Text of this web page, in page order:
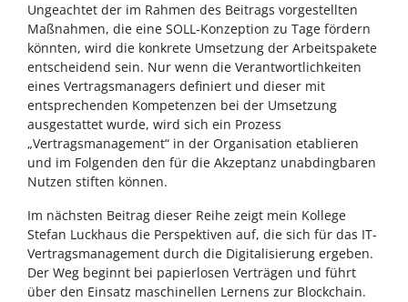
Ungeachtet der im Rahmen des Beitrags vorgestellten
Maßnahmen, die eine SOLL-Konzeption zu Tage fördern
könnten, wird die konkrete Umsetzung der Arbeitspakete
entscheidend sein. Nur wenn die Verantwortlichkeiten
eines Vertragsmanagers definiert und dieser mit
entsprechenden Kompetenzen bei der Umsetzung
ausgestattet wurde, wird sich ein Prozess
„Vertragsmanagement“ in der Organisation etablieren
und im Folgenden den für die Akzeptanz unabdingbaren
Nutzen stiften können.
Im nächsten Beitrag dieser Reihe zeigt mein Kollege
Stefan Luckhaus die Perspektiven auf, die sich für das IT-
Vertragsmanagement durch die Digitalisierung ergeben.
Der Weg beginnt bei papierlosen Verträgen und führt
über den Einsatz maschinellen Lernens zur Blockchain.